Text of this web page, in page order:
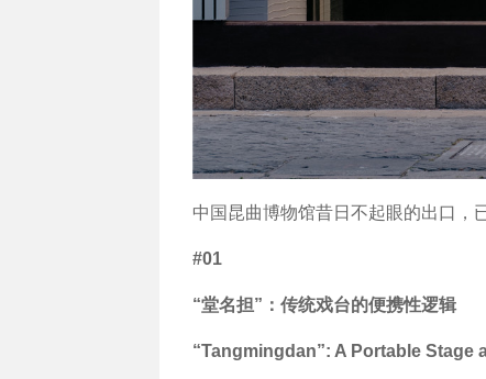
中国昆曲博物馆昔日不起眼的出口，
#01
“堂名担”：传统戏台的便携性逻辑
“Tangmingdan”: A Portable Stage